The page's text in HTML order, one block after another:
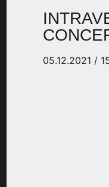
05.12.2021 /